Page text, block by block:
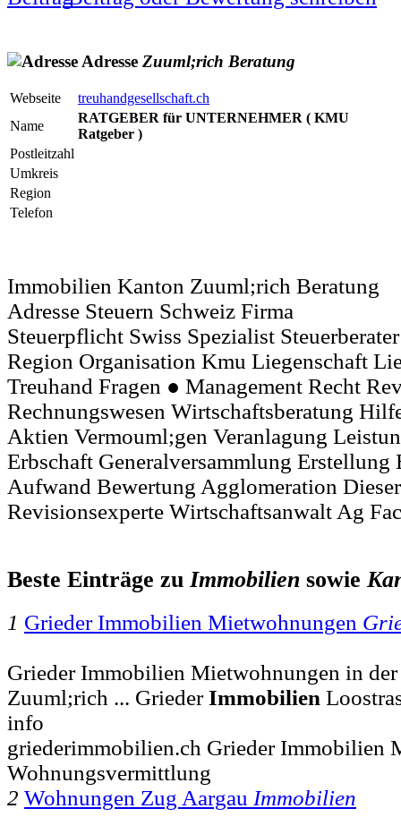
Adresse Zuuml;rich Beratung
Webseite
treuhandgesellschaft.ch
Name
RATGEBER für UNTERNEHMER ( KMU
Ratgeber )
Postleitzahl
Umkreis
Region
Telefon
Immobilien Kanton Zuuml;rich Beratung
Adresse Steuern Schweiz Firma
Steuerpflicht Swiss Spezialist Steuerberater
Region Organisation Kmu Liegenschaft
Treuhand Fragen ● Management Recht
Rechnungswesen Wirtschaftsberatung
Aktien Vermouml;gen Veranlagung
Erbschaft Generalversammlung
Aufwand Bewertung Agglomeration
Revisionsexperte Wirtschaftsanwalt Ag
Beste Einträge zuImmobilien sowie
1 Grieder Immobilien Mietwohnungen
Grieder Immobilien Mietwohnungen in
Zuuml;rich ... GriederImmobilien
info
griederimmobilien.ch Grieder Immobilien
Wohnungsvermittlung
2 Wohnungen Zug Aargau Immobilien